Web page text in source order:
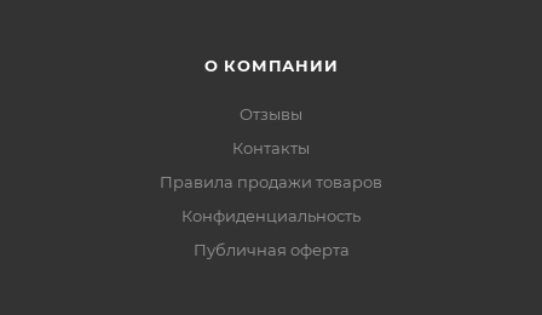
О КОМПАНИИ
Отзывы
Контакты
Правила продажи товаров
Конфиденциальность
Публичная оферта